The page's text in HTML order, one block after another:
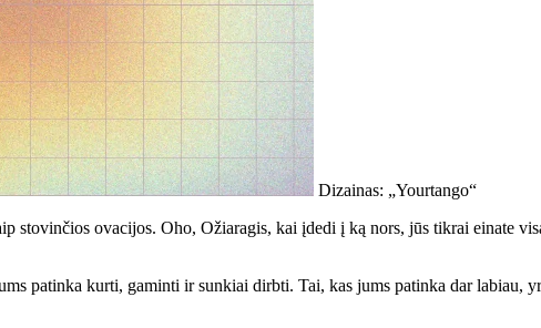
Dizainas: „Yourtango“
stovinčios ovacijos. Oho, Ožiaragis, kai įdedi į ką nors, jūs tikrai einate
patinka kurti, gaminti ir sunkiai dirbti. Tai, kas jums patinka dar labiau,